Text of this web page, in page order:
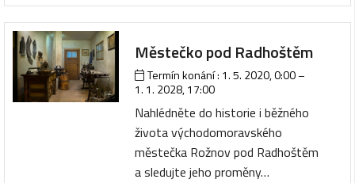
Městečko pod Radhoštěm
Termín konání : 1. 5. 2020, 0:00–
1. 1. 2028, 17:00
Nahlédněte do historie i běžného
života východomoravského
městečka Rožnov pod Radhoštěm
a sledujte jeho proměny…